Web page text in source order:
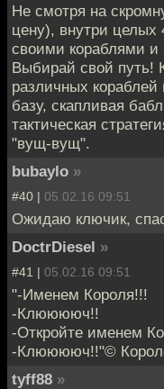
Не смотря на
цену), внутри целых
своими кораблями и
Выбирай свой путь!
различных
базу, скапливая
тактическая
"вущ-вущ".
bubaylo »
#40 | 05.02.16 09:51
Ожидаю ключик,
DoctrDiesel »
#41 | 05.02.16 09:51
"-Именем Короля!!!
-Клююююч!!
-Откройте именем
-Клююююч!!"©
tyff88 »